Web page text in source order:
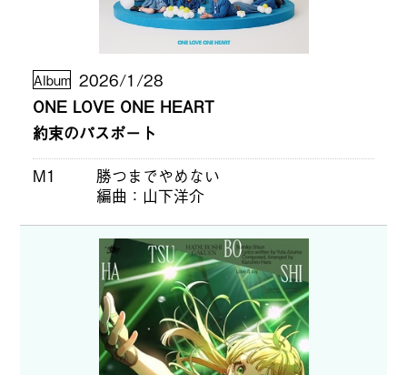
Album 2026/1/28
ONE LOVE ONE HEART
約束のパスポート
M1
勝つまでやめない
編曲
山下洋介